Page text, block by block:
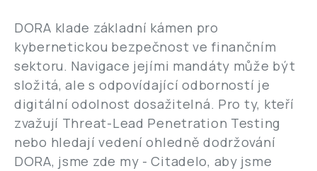
DORA klade základní kámen pro
kybernetickou bezpečnost ve finančním
sektoru. Navigace jejími mandáty může být
složitá, ale s odpovídající odborností je
digitální odolnost dosažitelná. Pro ty, kteří
zvažují Threat-Lead Penetration Testing
nebo hledají vedení ohledně dodržování
DORA, jsme zde my - Citadelo, aby jsme